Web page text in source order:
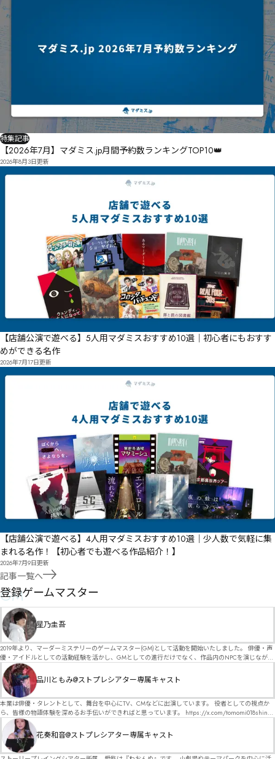
特集記事
【2026年7月】マダミス.jp月間予約数ランキングTOP10👑
2026年8月3日更新
【店舗公演で遊べる】5人用マダミスおすすめ10選｜初心者にもおすす
めができる名作
2026年7月17日更新
【店舗公演で遊べる】4人用マダミスおすすめ10選｜少人数で気軽に集
まれる名作！【初心者でも遊べる作品紹介！】
2026年7月9日更新
記事一覧へ
GM
登録ゲームマスター
星乃圭吾
2019年より、マーダーミステリーのゲームマスター(GM)として活動を開始いたしました。 俳優・声
優・アイドルとしての活動経験を活かし、GMとしての進行だけでなく、作品内のNPCを演じなが
ら、お客様に物語の世界へ入り込んでいただくような演出・サービスを得意としています。 自分自
身でも作品制作を行っているので、作家さんが作品に込めた想いや意図を大切にしながら、その作
品の魅力をお客様に届けられるような公演を心がけています。 参加してくださる皆様がどんなエン
ディングを迎えるのか、どんな物語が生まれるのかを想像しながら、公演を進めていく時間が本当
に大好きです！ 対応可能作品は、オフライン（対面）作品のみとなります。 得意分野をひとつ挙げ
るなら恋愛もの（恋愛要素を含むシナリオ）ですが、ファンタジー、デスゲーム、青春ものなど、
ジャンルを問わず幅広く対応可能です！お任せください！ 《所属団体・店舗》 ★ Lanbelysma -ラン
ビリズマ- (代表・制作・GM) ★ ストーリープレイングシアター (GM) ★ フィネガンズ ウェイク
(GM)
品川ともみ@ストプレシアター専属キャスト
本業は俳優・タレントとして、舞台を中心にTV、CMなどに出演しています。 役者としての視点か
ら、皆様の物語体験を深めるお手伝いができればと思っています。 https://x.com/tomomi018shin?
s=11 活動内容はSNSにて投稿しています。 SPT所属。 ストーリープレイングシアター「星詠みの
標」にてGMデビュー。 ボードゲーム×体感型演劇 イマーシブカフェ「コアクト」(不定期開催)出
演中。
花奏和音@ストプレシアター専属キャスト